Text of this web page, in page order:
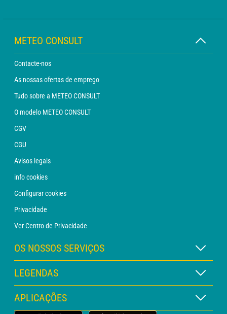
METEO CONSULT
Contacte-nos
As nossas ofertas de emprego
Tudo sobre a METEO CONSULT
O modelo METEO CONSULT
CGV
CGU
Avisos legais
info cookies
Configurar cookies
Privacidade
Ver Centro de Privacidade
OS NOSSOS SERVIÇOS
Assinatura METEO Xpert
Assinatura METEO PRO
Consulta com um analista
LEGENDAS
Legenda dos mapas
Legenda dos pictogramas
APLICAÇÕES